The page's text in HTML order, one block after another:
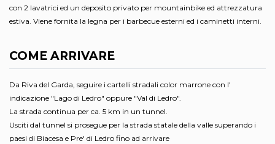
con 2 lavatrici ed un deposito privato per mountainbike ed attrezzatura
estiva. Viene fornita la legna per i barbecue esterni ed i caminetti interni.
COME ARRIVARE
Da Riva del Garda, seguire i cartelli stradali color marrone con l'
indicazione "Lago di Ledro" oppure "Val di Ledro".
La strada continua per ca. 5 km in un tunnel.
Usciti dal tunnel si prosegue per la strada statale della valle superando i
paesi di Biacesa e Pre' di Ledro fino ad arrivare